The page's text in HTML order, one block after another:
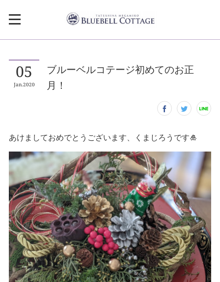
05
Jan 2020
ブルーベルコテージ初めてのお正
月！
あけましておめでとうございます、くまじろうです🎍